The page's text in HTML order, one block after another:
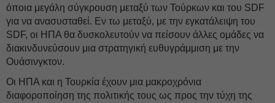
όποια μεγάλη σύγκρουση μεταξύ των Τούρκων και του SDF
για να ανασυσταθεί. Εν τω μεταξύ, με την εγκατάλειψη του
SDF, οι ΗΠΑ θα δυσκολευτούν να πείσουν άλλες ομάδες να
διακινδυνεύσουν μια στρατηγική ευθυγράμμιση με την
Ουάσινγκτον.
Οι ΗΠΑ και η Τουρκία έχουν μια μακροχρόνια
διαφοροποίηση της πολιτικής τους ως προς την τύχη της